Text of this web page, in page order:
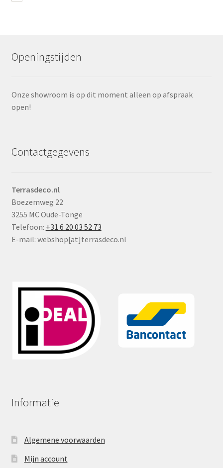
Openingstijden
Onze showroom is op dit moment alleen op afspraak
open!
Contactgegevens
Terrasdeco.nl
Boezemweg 22
3255 MC Oude-Tonge
Telefoon: +31 6 20 03 52 73
E-mail: webshop[at]terrasdeco.nl
Informatie
Algemene voorwaarden
Mijn account